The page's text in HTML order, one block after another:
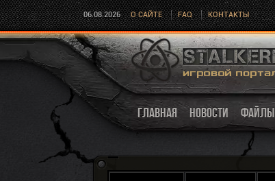
06.08.2026 О САЙТЕ FAQ КОНТАКТЫ
ГЛАВНАЯ НОВОСТИ ФАЙЛЫ